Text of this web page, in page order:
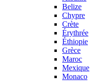
Belize
Chypre
Crète
Érythrée
Éthiopie
Grèce
Maroc
Mexique
Monaco